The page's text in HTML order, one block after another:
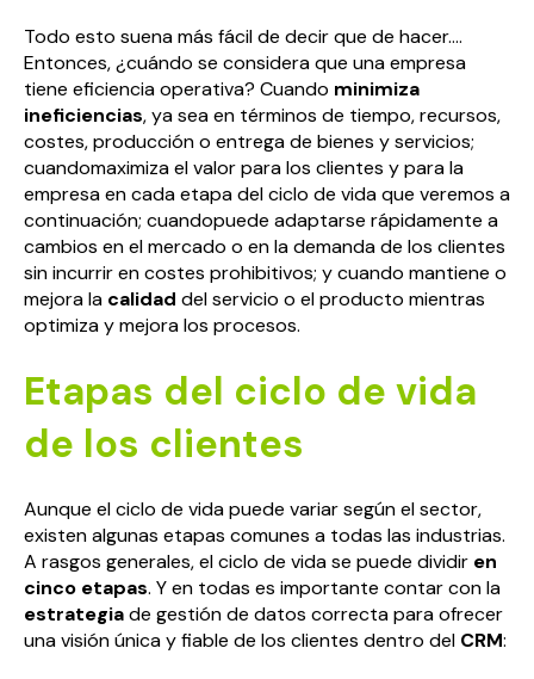
Todo esto suena más fácil de decir que de hacer….
Entonces, ¿cuándo se considera que una empresa
tiene eficiencia operativa? Cuando minimiza
ineficiencias, ya sea en términos de tiempo, recursos,
costes, producción o entrega de bienes y servicios;
cuandomaximiza el valor para los clientes y para la
empresa en cada etapa del ciclo de vida que veremos a
continuación; cuandopuede adaptarse rápidamente a
cambios en el mercado o en la demanda de los clientes
sin incurrir en costes prohibitivos; y cuando mantiene o
mejora la calidad del servicio o el producto mientras
optimiza y mejora los procesos.
Etapas del ciclo de vida
de los clientes
Aunque el ciclo de vida puede variar según el sector,
existen algunas etapas comunes a todas las industrias.
A rasgos generales, el ciclo de vida se puede dividir en
cinco etapas. Y en todas es importante contar con la
estrategiade gestión de datos correcta para ofrecer
una visión única y fiable de los clientes dentro del CRM: